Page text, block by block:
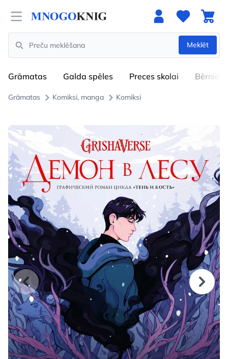
Open menu
Search
Meklēt
Grāmatas Galda spēles Preces skolai Bērniem
Grāmatas Komiksi, manga Komiksi